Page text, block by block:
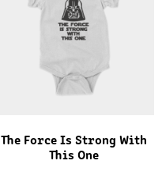
The Force Is Strong With
This One